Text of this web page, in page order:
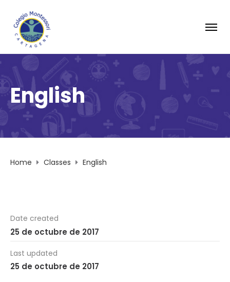
English
Home Classes English
Date created
25 de octubre de 2017
Last updated
25 de octubre de 2017